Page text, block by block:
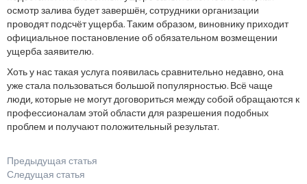
осмотр залива будет завершён, сотрудники организации
проводят подсчёт ущерба. Таким образом, виновнику приходит
официальное постановление об обязательном возмещении
ущерба заявителю.
Хоть у нас такая услуга появилась сравнительно недавно, она
уже стала пользоваться большой популярностью. Всё чаще
люди, которые не могут договориться между собой обращаются к
профессионалам этой области для разрешения подобных
проблем и получают положительный результат.
Предыдущая статья
Следущая статья